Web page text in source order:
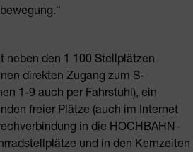
neben den 1 100 Stellplätzen
direkten Zugang zum S-
1-9 auch per Fahrstuhl), ein
freier Plätze (auch im Internet
in die HOCHBAHN-
und in den Kernzeiten